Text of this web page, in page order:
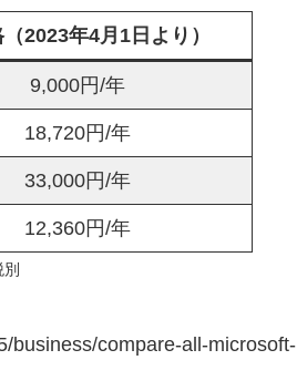
2023年4月1日より）
9,000円/年
18,720円/年
33,000円/年
12,360円/年
business/compare-all-microsoft-